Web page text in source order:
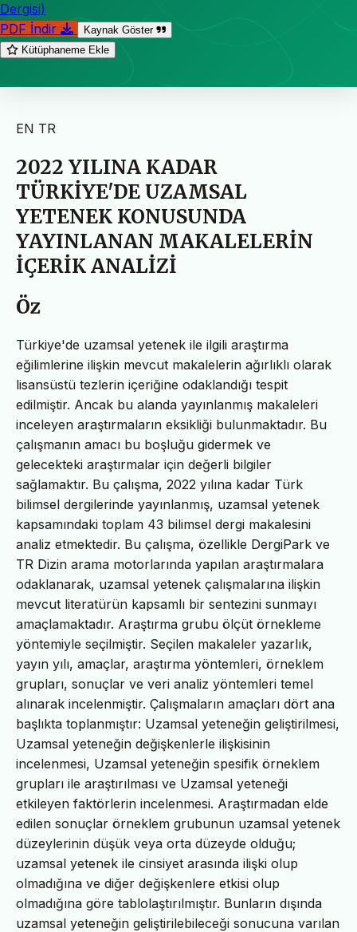
Dergisi)
PDF İndir
Kaynak Göster
Kütüphaneme Ekle
EN TR
2022 YILINA KADAR
TÜRKİYE'DE UZAMSAL
YETENEK KONUSUNDA
YAYINLANAN MAKALELERİN
İÇERİK ANALİZİ
Öz
Türkiye'de uzamsal yetenek ile ilgili araştırma
eğilimlerine ilişkin mevcut makalelerin ağırlıklı olarak
lisansüstü tezlerin içeriğine odaklandığı tespit
edilmiştir. Ancak bu alanda yayınlanmış makaleleri
inceleyen araştırmaların eksikliği bulunmaktadır. Bu
çalışmanın amacı bu boşluğu gidermek ve
gelecekteki araştırmalar için değerli bilgiler
sağlamaktır. Bu çalışma, 2022 yılına kadar Türk
bilimsel dergilerinde yayınlanmış, uzamsal yetenek
kapsamındaki toplam 43 bilimsel dergi makalesini
analiz etmektedir. Bu çalışma, özellikle DergiPark ve
TR Dizin arama motorlarında yapılan araştırmalara
odaklanarak, uzamsal yetenek çalışmalarına ilişkin
mevcut literatürün kapsamlı bir sentezini sunmayı
amaçlamaktadır. Araştırma grubu ölçüt örnekleme
yöntemiyle seçilmiştir. Seçilen makaleler yazarlık,
yayın yılı, amaçlar, araştırma yöntemleri, örneklem
grupları, sonuçlar ve veri analiz yöntemleri temel
alınarak incelenmiştir. Çalışmaların amaçları dört ana
başlıkta toplanmıştır: Uzamsal yeteneğin geliştirilmesi,
Uzamsal yeteneğin değişkenlerle ilişkisinin
incelenmesi, Uzamsal yeteneğin spesifik örneklem
grupları ile araştırılması ve Uzamsal yeteneği
etkileyen faktörlerin incelenmesi. Araştırmadan elde
edilen sonuçlar örneklem grubunun uzamsal yetenek
düzeylerinin düşük veya orta düzeyde olduğu;
uzamsal yetenek ile cinsiyet arasında ilişki olup
olmadığına ve diğer değişkenlere etkisi olup
olmadığına göre tablolaştırılmıştır. Bunların dışında
uzamsal yeteneğin geliştirilebileceği sonucuna varılan